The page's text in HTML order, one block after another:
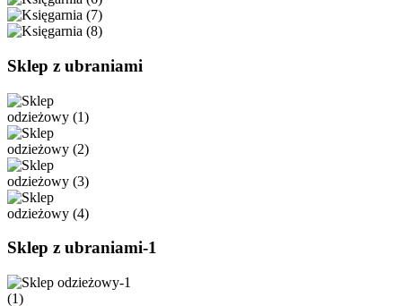
Sklep z ubraniami
Sklep z ubraniami-1